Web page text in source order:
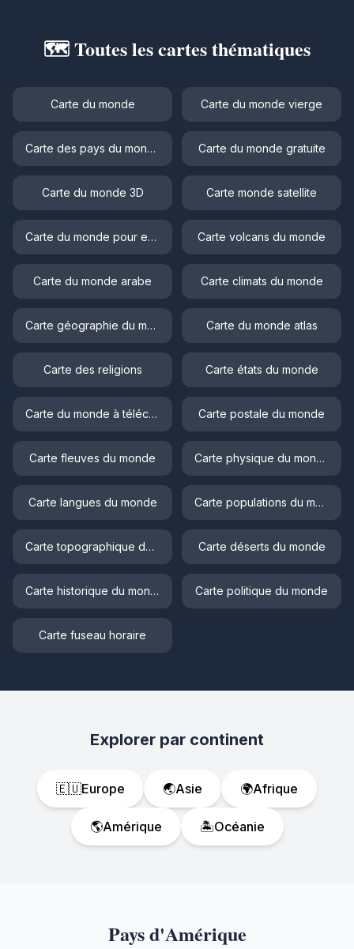
🗺️ Toutes les cartes thématiques
Carte du monde Carte du monde vierge
Carte des pays du monde Carte du monde gratuite
Carte du monde 3D Carte monde satellite
Carte du monde pour enfant Carte volcans du monde
Carte du monde arabe Carte climats du monde
Carte géographie du monde Carte du monde atlas
Carte des religions Carte états du monde
Carte du monde à télécharger Carte postale du monde
Carte fleuves du monde Carte physique du monde
Carte langues du monde Carte populations du monde
Carte topographique du monde Carte déserts du monde
Carte historique du monde Carte politique du monde
Carte fuseau horaire
Explorer par continent
🇪🇺Europe 🌏Asie 🌍Afrique
🌎Amérique 🏝️Océanie
Pays d'Amérique